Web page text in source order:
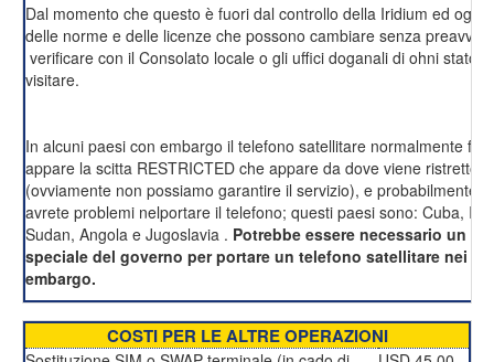
Dal momento che questo è fuori dal controllo della Iridium ed ogni
delle norme e delle licenze che possono cambiare senza
verificare con il Consolato locale o gli uffici doganali di ohni stato
visitare.
In alcuni paesi con embargo il telefono satellitare normalmente
appare la scitta RESTRICTED che appare da dove viene ristretto
(ovviamente non possiamo garantire il servizio), e probabilmente
avrete problemi nelportare il telefono; questi paesi sono: Cuba,
Sudan, Angola e Jugoslavia . Potrebbe essere necessario un
speciale del governo per portare un telefono satellitare nei
embargo.
COSTI PER LE ALTRE OPERAZIONI